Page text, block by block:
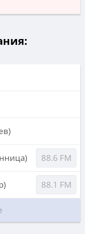
88.6 FM
88.1 FM